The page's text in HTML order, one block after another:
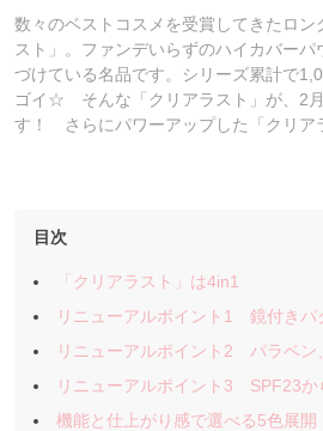
数々のベストコスメを受賞してきたロン
スト」。ファンデいらずのハイカバー
づけている名品です。シリーズ累計で
ゴイ☆ そんな「クリアラスト」が、2
す！ さらにパワーアップした「クリア
目次
「クリアラスト」は4in1
リニューアルポイント1 鏡付きパ
リニューアルポイント2 パラベン
リニューアルポイント3 SPF23か
機能と仕上がり感で選べる5色展開